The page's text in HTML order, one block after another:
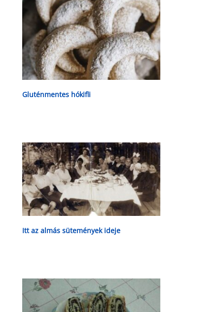
Gluténmentes hókifli
Itt az almás sütemények ideje